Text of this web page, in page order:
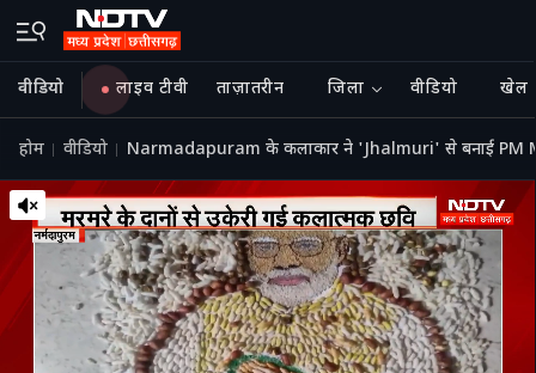
वीडियो लाइव टीवी ताज़ातरीन जिला वीडियो खेल
होम वीडियो Narmadapuram के कलाकार ने 'Jhalmuri' से बनाई PM